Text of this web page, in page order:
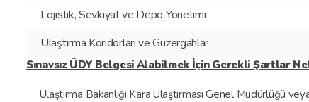
Lojistik, Sevkiyat ve Depo Yönetimi
Ulaştırma Koridorları ve Güzergahlar
Sınavsız ÜDY Belgesi Alabilmek İçin Gerekli Şartlar
Ulaştırma Bakanlığı Kara Ulaştırması Genel Müdürlüğü